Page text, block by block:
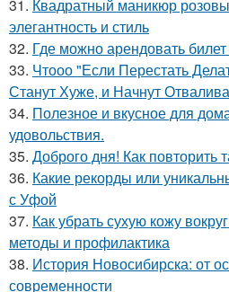
31. Квадратный маникюр
элегантность и стиль
32. Где можно арендовать
33. Чтооо "Если Перестать
Станут Хуже, и Начнут
34. Полезное и вкусное для
удовольствия.
35. Доброго дня! Как повторить
36. Какие рекорды или
с Уфой
37. Как убрать сухую кожу
методы и профилактика
38. История Новосибирска: от
современности